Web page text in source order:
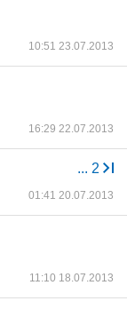
10:51 23.07.2013
16:29 22.07.2013
... 2
01:41 20.07.2013
11:10 18.07.2013